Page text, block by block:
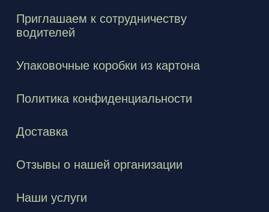
Приглашаем к сотрудничеству
водителей
Упаковочные коробки из картона
Политика конфиденциальности
Доставка
Отзывы о нашей организации
Наши услуги